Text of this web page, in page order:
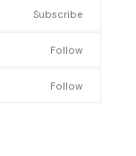
Subscribe
Follow
Follow